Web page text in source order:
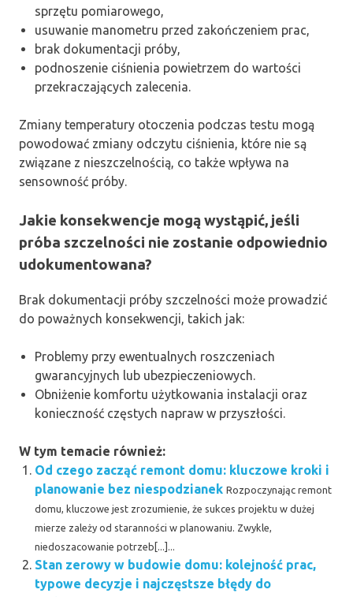
sprzętu pomiarowego,
usuwanie manometru przed zakończeniem prac,
brak dokumentacji próby,
podnoszenie ciśnienia powietrzem do wartości
przekraczających zalecenia.
Zmiany temperatury otoczenia podczas testu mogą
powodować zmiany odczytu ciśnienia, które nie są
związane z nieszczelnością, co także wpływa na
sensowność próby.
Jakie konsekwencje mogą wystąpić, jeśli
próba szczelności nie zostanie odpowiednio
udokumentowana?
Brak dokumentacji próby szczelności może prowadzić
do poważnych konsekwencji, takich jak:
Problemy przy ewentualnych roszczeniach
gwarancyjnych lub ubezpieczeniowych.
Obniżenie komfortu użytkowania instalacji oraz
konieczność częstych napraw w przyszłości.
W tym temacie również:
Od czego zacząć remont domu: kluczowe kroki i
planowanie bez niespodzianek Rozpoczynając remont
domu, kluczowe jest zrozumienie, że sukces projektu w dużej
mierze zależy od staranności w planowaniu. Zwykle,
niedoszacowanie potrzeb[...]...
Stan zerowy w budowie domu: kolejność prac,
typowe decyzje i najczęstsze błędy do